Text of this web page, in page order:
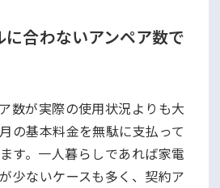
に合わないアンペア数で
数が実際の使用状況よりも大
の基本料金を無駄に支払って
す。一人暮らしであれば家電
少ないケースも多く、契約ア